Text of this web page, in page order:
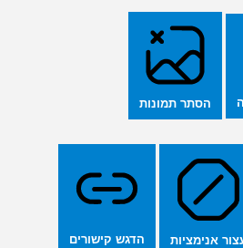
הסתר תמונות
אנימציות הדגש קישורים